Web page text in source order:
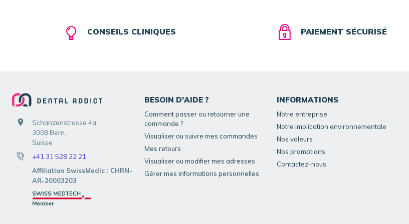
CONSEILS CLINIQUES PAIEMENT SÉCURISÉ
Schanzenstrasse 4a,
3008 Bern,
Suisse
+41 31 528 22 21
Affiliation SwissMedic : CHRN-
AR-20003203
BESOIN D'AIDE ?
Comment passer ou retourner une
commande ?
Visualiser ou suivre mes commandes
Mes retours
Visualiser ou modifier mes adresses
Gérer mes informations personnelles
INFORMATIONS
Notre entreprise
Notre implication environnementale
Nos valeurs
Nos promotions
Contactez-nous